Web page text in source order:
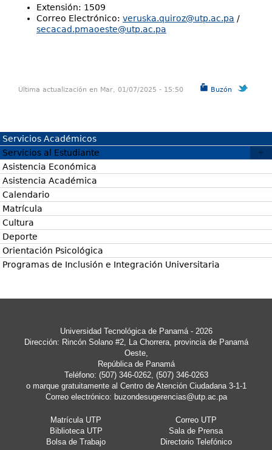
Extensión: 1509
Correo Electrónico: veruska.quiroz@utp.ac.pa /
secacad.pmaoeste@utp.ac.pa
Buzón
Última actualización en Mar, 01/07/2025 - 15:50
Servicios Académicos
Servicios al Estudiante
Asistencia Económica
Asistencia Académica
Calendario
Matrícula
Cultura
Deporte
Orientación Psicológica
Programas de Inclusión e Integración Universitaria
Universidad Tecnológica de Panamá - 2026
Dirección: Rincón Solano #2, La Chorrera, provincia de Panamá
Oeste,
República de Panamá
Teléfono: (507) 346-0262, (507) 346-0263
o marque gratuitamente al Centro de Atención Ciudadana 3-1-1
Correo electrónico: buzondesugerencias@utp.ac.pa
Matrícula UTP
Correo UTP
Biblioteca UTP
Sala de Prensa
Bolsa de Trabajo
Directorio Telefónico